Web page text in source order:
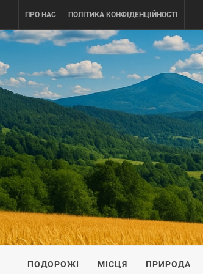
content
ПРО НАС ПОЛІТИКА КОНФІДЕНЦІЙНОСТІ
ПОДОРОЖI ПО УКРАЇНІ
ПОДОРОЖІ МІСЦЯ ПРИРОДА